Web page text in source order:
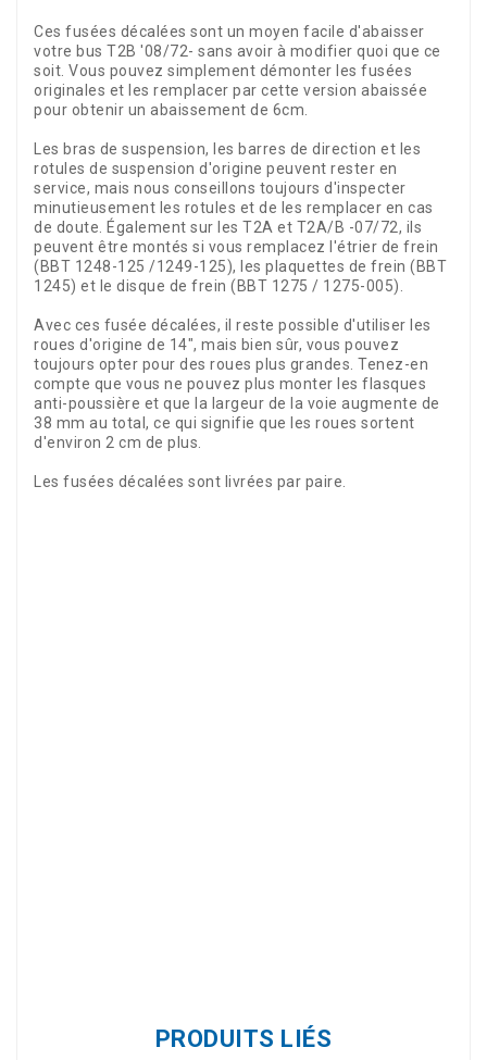
Ces fusées décalées sont un moyen facile d'abaisser
votre bus T2B '08/72- sans avoir à modifier quoi que ce
soit. Vous pouvez simplement démonter les fusées
originales et les remplacer par cette version abaissée
pour obtenir un abaissement de 6cm.
Les bras de suspension, les barres de direction et les
rotules de suspension d'origine peuvent rester en
service, mais nous conseillons toujours d'inspecter
minutieusement les rotules et de les remplacer en cas
de doute. Également sur les T2A et T2A/B -07/72, ils
peuvent être montés si vous remplacez l'étrier de frein
(BBT 1248-125 /1249-125), les plaquettes de frein (BBT
1245) et le disque de frein (BBT 1275 / 1275-005).
Avec ces fusée décalées, il reste possible d'utiliser les
roues d'origine de 14", mais bien sûr, vous pouvez
toujours opter pour des roues plus grandes. Tenez-en
compte que vous ne pouvez plus monter les flasques
anti-poussière et que la largeur de la voie augmente de
38 mm au total, ce qui signifie que les roues sortent
d'environ 2 cm de plus.
Les fusées décalées sont livrées par paire.
PRODUITS LIÉS